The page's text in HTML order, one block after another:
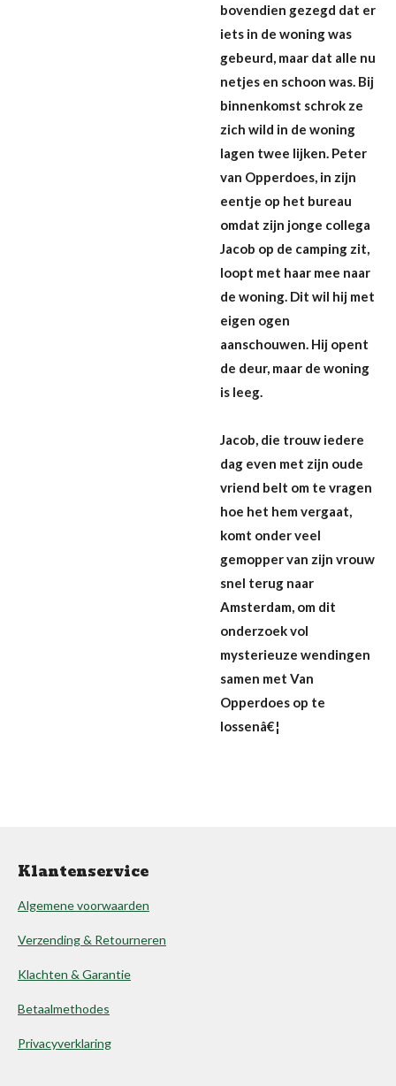
bovendien gezegd dat er
iets in de woning was
gebeurd, maar dat alle nu
netjes en schoon was. Bij
binnenkomst schrok ze
zich wild in de woning
lagen twee lijken. Peter
van Opperdoes, in zijn
eentje op het bureau
omdat zijn jonge collega
Jacob op de camping zit,
loopt met haar mee naar
de woning. Dit wil hij met
eigen ogen
aanschouwen. Hij opent
de deur, maar de woning
is leeg.
Jacob, die trouw iedere
dag even met zijn oude
vriend belt om te vragen
hoe het hem vergaat,
komt onder veel
gemopper van zijn vrouw
snel terug naar
Amsterdam, om dit
onderzoek vol
mysterieuze wendingen
samen met Van
Opperdoes op te
lossenâ€¦
Klantenservice
Algemene voorwaarden
Verzending & Retourneren
Klachten & Garantie
Betaalmethodes
Privacyverklaring